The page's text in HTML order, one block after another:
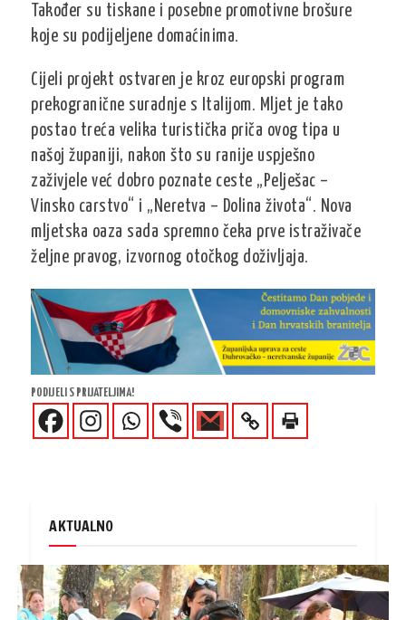
Također su tiskane i posebne promotivne brošure
koje su podijeljene domaćinima.
Cijeli projekt ostvaren je kroz europski program
prekogranične suradnje s Italijom. Mljet je tako
postao treća velika turistička priča ovog tipa u
našoj županiji, nakon što su ranije uspješno
zaživjele već dobro poznate ceste „Pelješac –
Vinsko carstvo“ i „Neretva – Dolina života“. Nova
mljetska oaza sada spremno čeka prve istraživače
željne pravog, izvornog otočkog doživljaja.
PODIJELI S PRIJATELJIMA!
AKTUALNO